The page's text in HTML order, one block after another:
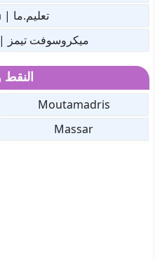
تعليم.ما | Taalim.ma
ميكروسوفت تيمز | Microsoft Teams
النقط
Moutamadris
Massar